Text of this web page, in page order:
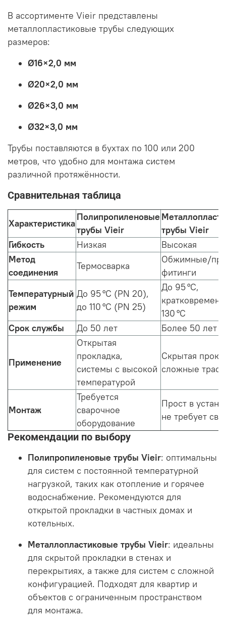
В ассортименте Vieir представлены
металлопластиковые трубы следующих
размеров:
Ø16×2,0 мм
Ø20×2,0 мм
Ø26×3,0 мм
Ø32×3,0 мм
Трубы поставляются в бухтах по 100 или 200
метров, что удобно для монтажа систем
различной протяжённости.
Сравнительная таблица
Характеристика
Полипропиленовые
трубы Vieir
трубы Vieir
Гибкость
Низкая
Высокая
Метод
соединения
Термосварка
Обжимные/
фитинги
Температурный
режим
До 95 °C (PN 20),
до 110 °C (PN 25)
До 95 °C,
130 °C
Срок службы
До 50 лет Более 50 лет
Применение
Открытая
прокладка,
системы с высокой
температурой
Скрытая
сложные
Монтаж
Требуется
сварочное
оборудование
Прост в
не требует
Рекомендации по выбору
Полипропиленовые трубы Vieir: оптимальны
для систем с постоянной температурной
нагрузкой, таких как отопление и горячее
водоснабжение. Рекомендуются для
открытой прокладки в частных домах и
котельных.
Металлопластиковые трубы Vieir: идеальны
для скрытой прокладки в стенах и
перекрытиях, а также для систем с сложной
конфигурацией. Подходят для квартир и
объектов с ограниченным пространством
для монтажа.